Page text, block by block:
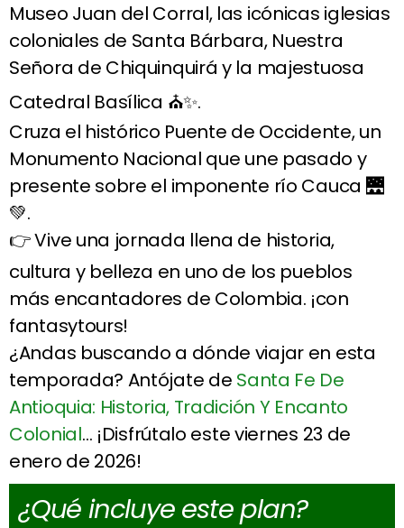
Museo Juan del Corral, las icónicas iglesias
coloniales de Santa Bárbara, Nuestra
Señora de Chiquinquirá y la majestuosa
Catedral Basílica ⛪✨.
Cruza el histórico Puente de Occidente, un
Monumento Nacional que une pasado y
presente sobre el imponente río Cauca 🌉
💚.
👉 Vive una jornada llena de historia,
cultura y belleza en uno de los pueblos
más encantadores de Colombia. ¡con
fantasytours!
¿Andas buscando a dónde viajar en esta
temporada? Antójate de Santa Fe De
Antioquia: Historia, Tradición Y Encanto
Colonial… ¡Disfrútalo este viernes 23 de
enero de 2026!
¿Qué incluye este plan?